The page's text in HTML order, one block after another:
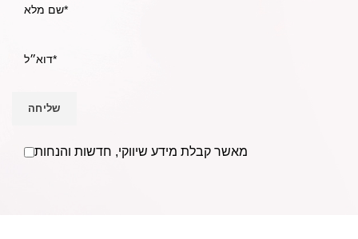
מאשר קבלת מידע שיווקי, חדשות והנחות